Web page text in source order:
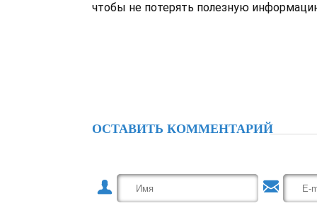
чтобы не потерять полезную
ОСТАВИТЬ КОММЕНТАРИЙ